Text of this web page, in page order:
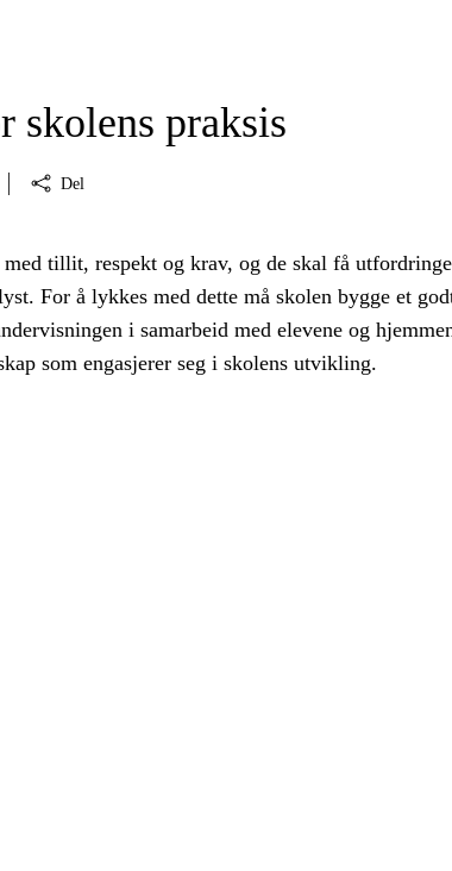
skolens praksis
Del
med tillit, respekt og krav, og de skal få
For å lykkes med dette må skolen bygge et
i samarbeid med elevene og
som engasjerer seg i skolens utvikling.